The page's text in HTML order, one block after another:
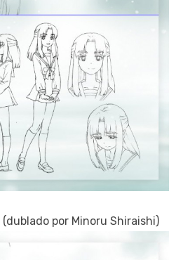
(dublado por Minoru Shiraishi)